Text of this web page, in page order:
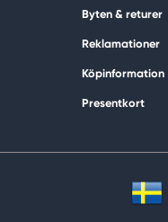
Byten & returer
Reklamationer
Köpinformation
Presentkort